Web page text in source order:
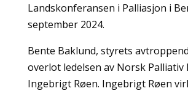
Landskonferansen i Palliasjon i
september 2024.
Bente Baklund, styrets
overlot ledelsen av Norsk Palliativ
Ingebrigt Røen. Ingebrigt Røen